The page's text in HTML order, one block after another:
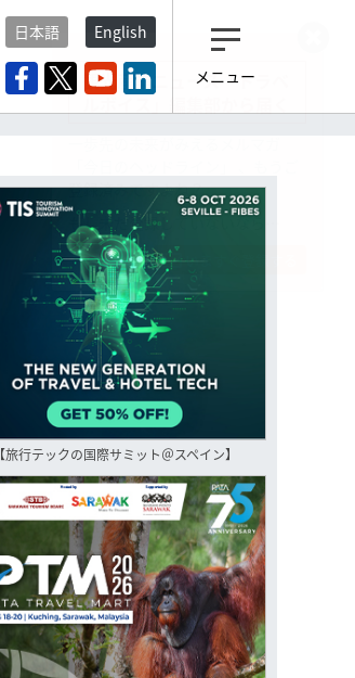
日本語 English
メニュー
【旅行テックの国際サミット＠スペイン】
観光産業ニュース「トラベ
登録済みですよね？
もし未だ登録していないなら…
いますぐ登録する